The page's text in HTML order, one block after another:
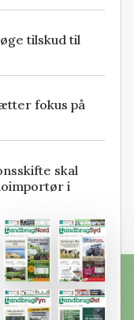
tilskud til
fokus på
skal
i